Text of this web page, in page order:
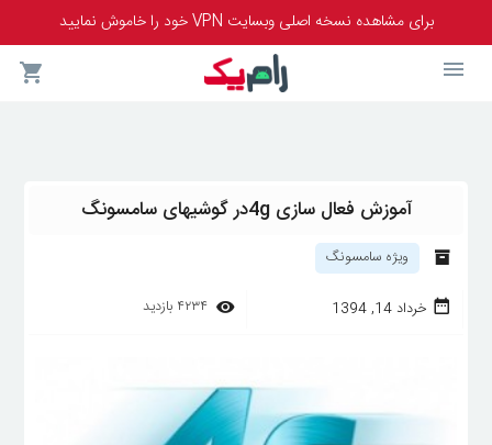
برای مشاهده نسخه اصلی وبسایت VPN خود را خاموش نمایید
آموزش فعال سازی 4gدر گوشیهای سامسونگ
ویژه سامسونگ
خرداد 14, 1394 ۴۲۳۴ بازدید